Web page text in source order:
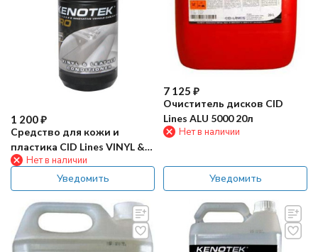
1 200₽
Средство для кожи и
пластика CID Lines VINYL &
LEATHER CONDITIONER 1л
Нет в наличии
Уведомить
7 125 ₽
Очиститель дисков CID
Lines ALU 5000 20л
Нет в наличии
Уведомить